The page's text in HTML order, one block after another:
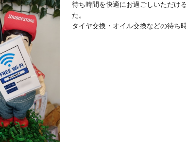
待ち時間を快適にお過ごしいただけ
た。
タイヤ交換・オイル交換などの待ち